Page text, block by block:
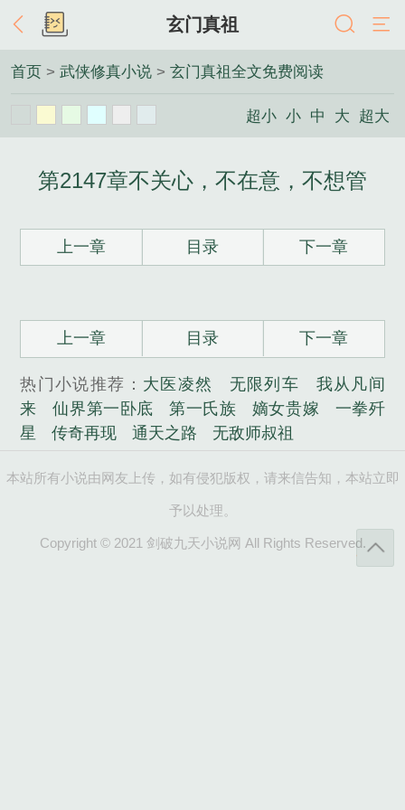
玄门真祖
首页 > 武侠修真小说 > 玄门真祖全文免费阅读
超小 小 中 大 超大
第2147章不关心，不在意，不想管
上一章 目录 下一章
上一章 目录 下一章
热门小说推荐： 大医凌然 无限列车
我从凡间
来
仙界第一卧底 第一氏族 嫡女贵嫁
一拳歼
星
传奇再现 通天之路 无敌师叔祖
本站所有小说由网友上传，如有侵犯版权，请来信告知，本站立即
予以处理。
Copyright © 2021 剑破九天小说网 All Rights Reserved.